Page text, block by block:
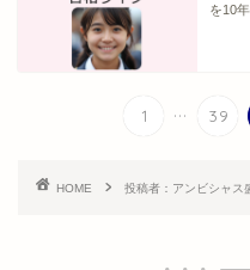
を10
1 ... 39
HOME 投稿者：アンビシャス